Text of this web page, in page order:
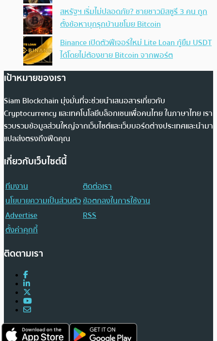
สหรัฐฯ เริ่มไม่ปลอดภัย? ชายชาวมิสซูรี 3 คน ถูก
ตั้งข้อหาบุกรุกบ้านขโมย Bitcoin
Binance เปิดตัวฟีเจอร์ใหม่ Lite Loan กู้ยืม USDT
ได้โดยไม่ต้องขาย Bitcoin จากพอร์ต
เป้าหมายของเรา
Siam Blockchain มุ่งมั่นที่จะช่วยนำเสนอสารเกี่ยวกับ
Cryptocurrency และเทคโนโลยีบล็อกเชนเพื่อคนไทย ในภาษาไทย เรา
รวบรวมข้อมูลส่วนใหญ่จากเว็บไซต์และเว็บบอร์ดต่างประเทศและนำมา
แปลส่งตรงถึงฟีดคุณ
เกี่ยวกับเว็บไซต์นี้
ทีมงาน
ติดต่อเรา
นโยบายความเป็นส่วนตัวข้อตกลงในการใช้งาน
Advertise
RSS
ตั้งค่าคุกกี้
ติดตามเรา